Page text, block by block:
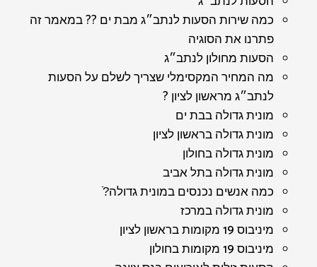
כמה שירות הסעות לנתב״ג מבת ים ?? במאמר זה
פתרנו את הסוגיה
הסעות מחולון לנתב״ג
מה המחיר המקסימלי שצריך לשלם על הסעות
לנתב״ג מראשון לציון ?
מונית גדולה בבת ים
מונית גדולה בראשון לציון
מונית גדולה בחולון
מונית גדולה בתל אביב
כמה אנשים נכנסים במונית גדולה?ֿ
מונית גדולה במרכז
מיניבוס 19 מקומות בראשון לציון
מיניבוס 19 מקומות בחולון